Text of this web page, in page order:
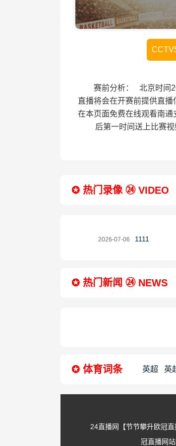
赛前分析： 北京时间
直播将会在开赛前提供直
在本页面免费在线观看南
后第一时间送上比赛
✪ 热门录像 ㉔ VIDEO
2026-
2026-07-06 1111
✪ 热门新闻 ㉔ NEWS
✪ 体育词条 英超 英
24直播网【‌节节攀升欧冠
冠直播网